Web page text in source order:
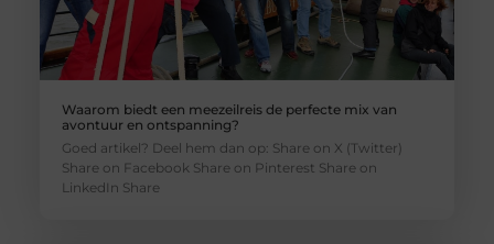
Waarom biedt een meezeilreis de perfecte mix van
avontuur en ontspanning?
Goed artikel? Deel hem dan op: Share on X (Twitter)
Share on Facebook Share on Pinterest Share on
LinkedIn Share